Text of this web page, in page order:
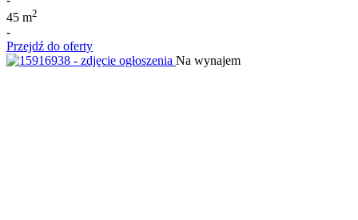
45 m2
-
Przejdź do oferty
Na wynajem